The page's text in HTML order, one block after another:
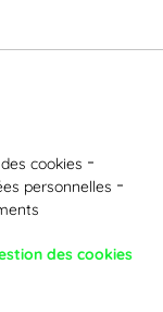
cookies
personnelles
des cookies